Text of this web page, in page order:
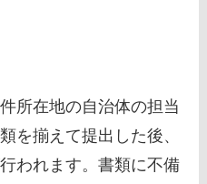
所在地の自治体の担当
を揃えて提出した後、
われます。書類に不備